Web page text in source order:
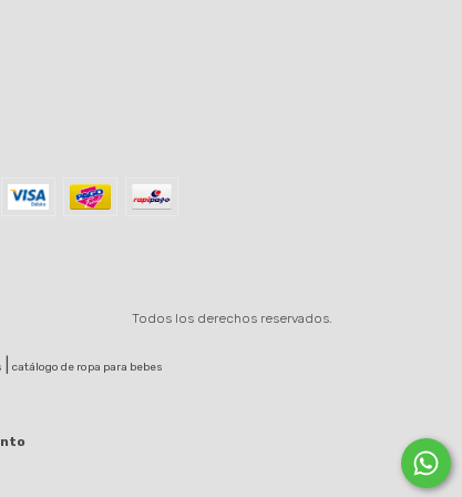
Todos los derechos reservados.
catálogo de ropa para bebes